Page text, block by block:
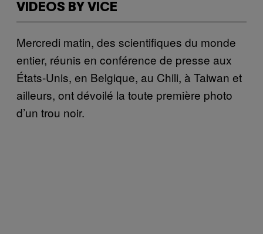
VIDEOS BY VICE
Mercredi matin, des scientifiques du monde
entier, réunis en conférence de presse aux
États-Unis, en Belgique, au Chili, à Taiwan et
ailleurs, ont dévoilé la toute première photo
d’un trou noir.